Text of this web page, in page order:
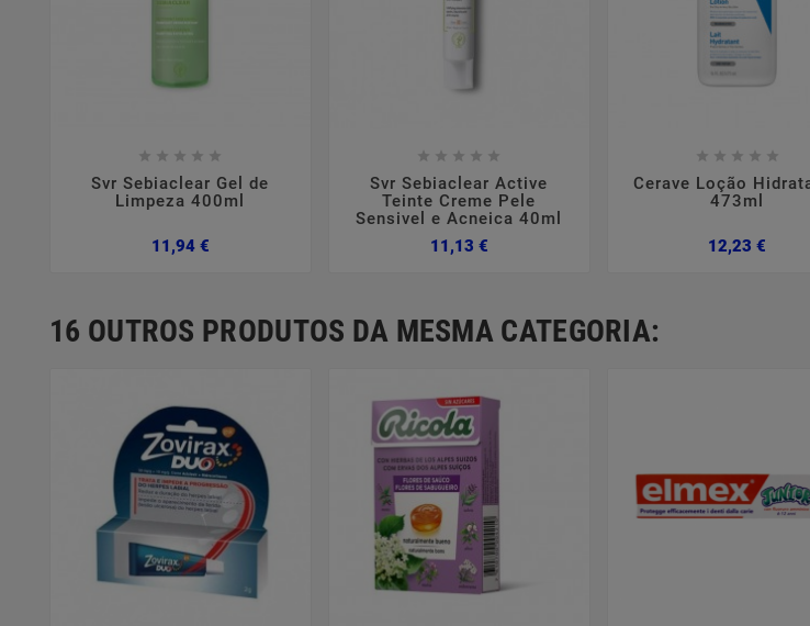
    
Svr Sebiaclear Gel de
Limpeza 400ml
11,94 €Preço
    
Svr Sebiaclear Active
Teinte Creme Pele
Sensivel e Acneica 40ml
11,13 €Preço
    
Cerave Loção
473ml
12,23 €
16 OUTROS PRODUTOS DA MESMA CATEGORIA: